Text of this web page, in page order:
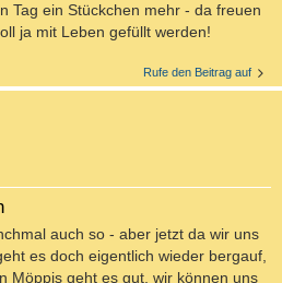
Tag ein Stückchen mehr - da freuen
ja mit Leben gefüllt werden!
Rufe den Beitrag auf
auch so - aber jetzt da wir uns
es doch eigentlich wieder bergauf,
Möppis geht es gut, wir können uns